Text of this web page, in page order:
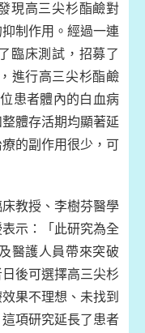
現高三尖杉酯鹼對
制作用。經過一連
臨床測試，招募了
進行高三尖杉酯鹼
患者體內的白血病
體存活期均顯著延
的副作用很少，可
教授、李樹芬醫學
示：「此研究為全
醫護人員帶來突破
後可選擇高三尖杉
果不理想、未找到
項研究延長了患者